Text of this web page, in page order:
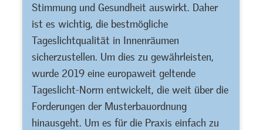
Stimmung und Gesundheit auswirkt. Daher
ist es wichtig, die bestmögliche
Tageslichtqualität in Innenräumen
sicherzustellen. Um dies zu gewährleisten,
wurde 2019 eine europaweit geltende
Tageslicht-Norm entwickelt, die weit über die
Forderungen der Musterbauordnung
hinausgeht. Um es für die Praxis einfach zu